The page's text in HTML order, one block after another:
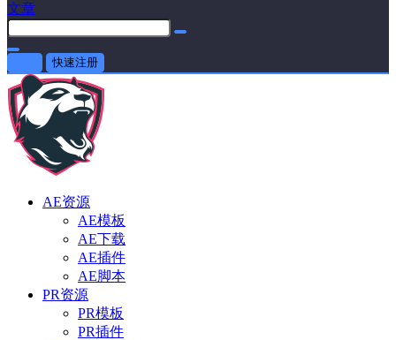
文章
快速注册
AE资源
AE模板
AE下载
AE插件
AE脚本
PR资源
PR模板
PR插件